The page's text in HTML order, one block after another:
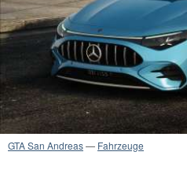
GTA San Andreas— Fahrzeuge